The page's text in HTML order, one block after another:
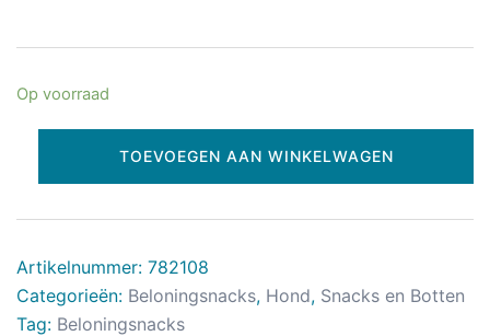
Op voorraad
TOEVOEGEN AAN WINKELWAGEN
Artikelnummer: 782108
Categorieën: Beloningsnacks, Hond, Snacks en Botten
Tag: Beloningsnacks